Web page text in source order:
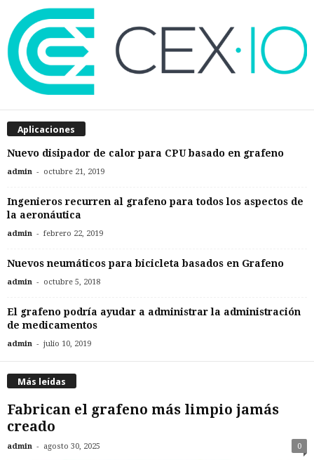
Aplicaciones
Nuevo disipador de calor para CPU basado en grafeno
admin - octubre 21, 2019
Ingenieros recurren al grafeno para todos los aspectos de
la aeronáutica
admin - febrero 22, 2019
Nuevos neumáticos para bicicleta basados en Grafeno
admin - octubre 5, 2018
El grafeno podría ayudar a administrar la administración
de medicamentos
admin - julio 10, 2019
Más leídas
Fabrican el grafeno más limpio jamás
creado
admin - agosto 30, 2025 0